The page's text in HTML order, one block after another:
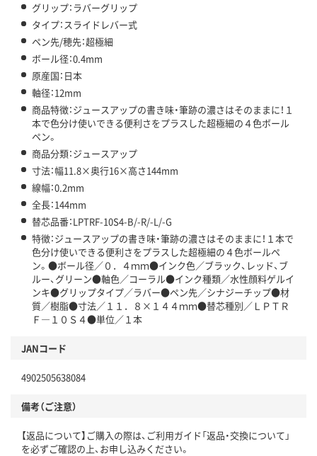
グリップ：ラバーグリップ
タイプ：スライドレバー式
ペン先/穂先：超極細
ボール径：0.4mm
原産国：日本
軸径：12mm
商品特徴：ジュースアップの書き味・筆跡の濃さはそのままに！１
本で色分け使いできる便利さをプラスした超極細の４色ボール
ペン。
商品分類：ジュースアップ
寸法：幅11.8×奥行16×高さ144mm
線幅：0.2mm
全長：144mm
替芯品番：LPTRF-10S4-B/-R/-L/-G
特徴：ジュースアップの書き味・筆跡の濃さはそのままに！１本で
色分け使いできる便利さをプラスした超極細の４色ボールペ
ン。●ボール径／０．４ｍｍ●インク色／ブラック、レッド、ブ
ルー、グリーン●軸色／コーラル●インク種類／水性顔料ゲルイ
ンキ●グリップタイプ／ラバー●ペン先／シナジーチップ●材
質／樹脂●寸法／１１．８×１４４ｍｍ●替芯種別／ＬＰＴＲ
Ｆ―１０Ｓ４●単位／１本
JANコード
4902505638084
備考（ご注意）
【返品について】ご購入の際は、ご利用ガイド「返品・交換について」
を必ずご確認の上、お申し込みください。